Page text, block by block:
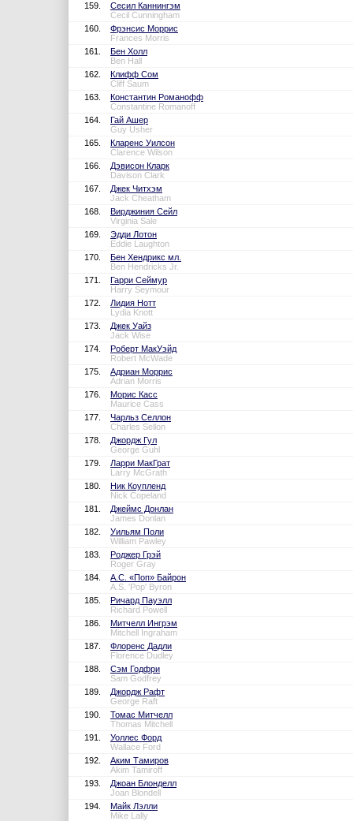
159.
Сесил Каннингэм
Cecil Cunningham
160.
Фрэнсис Моррис
Frances Morris
161.
Бен Холл
Ben Hall
162.
Клифф Сом
Cliff Saum
163.
Константин Романофф
Constantine Romanoff
164.
Гай Ашер
Guy Usher
165.
Кларенс Уилсон
Clarence Wilson
166.
Дэвисон Кларк
Davison Clark
167.
Джек Читхэм
Jack Cheatham
168.
Вирджиния Сейл
Virginia Sale
169.
Эдди Лотон
Eddie Laughton
170.
Бен Хендрикс мл.
Ben Hendricks Jr.
171.
Гарри Сеймур
Harry Seymour
172.
Лидия Нотт
Lydia Knott
173.
Джек Уайз
Jack Wise
174.
Роберт МакУэйд
Robert McWade
175.
Адриан Моррис
Adrian Morris
176.
Морис Касс
Maurice Cass
177.
Чарльз Селлон
Charles Sellon
178.
Джордж Гул
George Guhl
179.
Ларри МакГрат
Larry McGrath
180.
Ник Коупленд
Nick Copeland
181.
Джеймс Донлан
James Donlan
182.
Уильям Поли
William Pawley
183.
Роджер Грэй
Roger Gray
184.
А.С. «Поп» Байрон
A.S. 'Pop' Byron
185.
Ричард Пауэлл
Richard Powell
186.
Митчелл Ингрэм
Mitchell Ingraham
187.
Флоренс Дадли
Florence Dudley
188.
Сэм Годфри
Sam Godfrey
189.
Джордж Рафт
George Raft
190.
Томас Митчелл
Thomas Mitchell
191.
Уоллес Форд
Wallace Ford
192.
Аким Тамиров
Akim Tamiroff
193.
Джоан Блонделл
Joan Blondell
194.
Майк Лэлли
Mike Lally